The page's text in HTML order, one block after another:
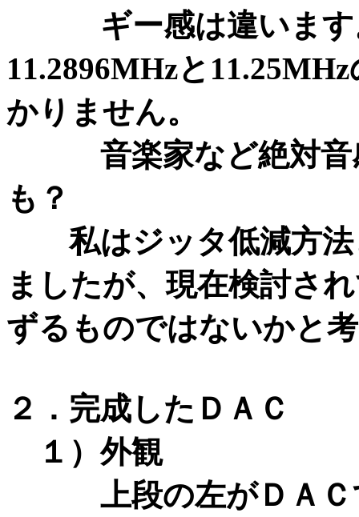
ギー感は違います
11.2896MHzと
かりません。
音楽家など絶対音感
も？
私はジッタ低減方法
ましたが、現在検討さ
ずるものではないかと
２．完成したＤＡＣ
１）外観
上段の左がＤＡＣで